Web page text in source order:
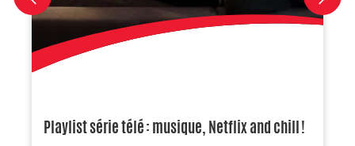
Playlist série télé : musique, Netflix and chill !